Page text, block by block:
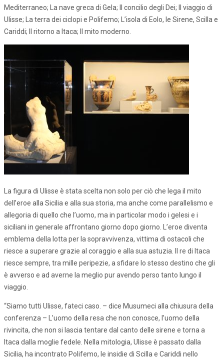
Mediterraneo; La nave greca di Gela; Il concilio degli Dei; Il viaggio di
Ulisse; La terra dei ciclopi e Polifemo; L’isola di Eolo, le Sirene, Scilla e
Cariddi; Il ritorno a Itaca; Il mito moderno.
La figura di Ulisse è stata scelta non solo per ciò che lega il mito
dell’eroe alla Sicilia e alla sua storia, ma anche come parallelismo e
allegoria di quello che l’uomo, ma in particolar modo i gelesi e i
siciliani in generale affrontano giorno dopo giorno. L’eroe diventa
emblema della lotta per la sopravvivenza, vittima di ostacoli che
riesce a superare grazie al coraggio e alla sua astuzia. Il re di Itaca
riesce sempre, tra mille peripezie, a sfidare lo stesso destino che gli
è avverso e ad averne la meglio pur avendo perso tanto lungo il
viaggio.
“Siamo tutti Ulisse, fateci caso. – dice Musumeci alla chiusura della
conferenza – L’uomo della resa che non conosce, l’uomo della
rivincita, che non si lascia tentare dal canto delle sirene e torna a
Itaca dalla moglie fedele. Nella mitologia, Ulisse è passato dalla
Sicilia, ha incontrato Polifemo, le insidie di Scilla e Cariddi nello